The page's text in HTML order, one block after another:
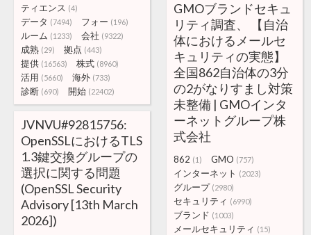
ティエンス (4)
データ (7494) フォー (196)
ルーム (1233) 会社 (9322)
成熟 (29) 拠点 (443)
提供 (16563) 株式 (8960)
活用 (5660) 海外 (733)
診断 (690) 開始 (22402)
GMOブランドセキュ
リティ調査、 【自治
体におけるメールセ
キュリティの実態】
全国862自治体の3分
の2がなりすまし対策
未整備 | GMOインタ
ーネットグループ株
式会社
862 (1) GMO (757)
インターネット (2023)
グループ (2980)
セキュリティ (6990)
ブランド (1003)
メールセキュリティ (15)
JVNVU#92815756:
OpenSSLにおけるTLS
1.3鍵交換グループの
選択に関する問題
(OpenSSL Security
Advisory [13th March
2026])